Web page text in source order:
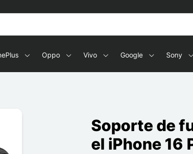
Oppo Vivo Google Sony
Soporte de
el iPhone 16